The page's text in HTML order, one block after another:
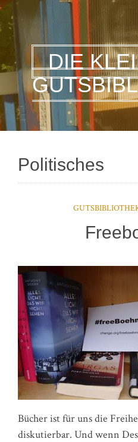
DIE
Politisches
Bücher ist für uns die
diskutierbar. Und wenn